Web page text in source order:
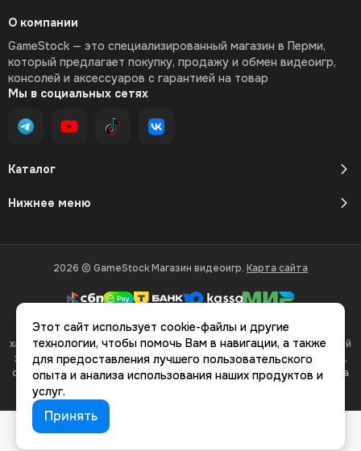
Каталог
Нижнее меню
О компании
GameStock — это специализированный магазин в Перми,
который предлагает покупку, продажу и обмен видеоигр,
консолей и аксессуаров с гарантией на товар
Мы в социальных сетях
2026 © GameStock Магазин видеоигр. Карта сайта
Вся представленная на сайте информация, касающаяся
характеристик, стоимости товаров и услуг, носит информационный
характер и ни при каких условиях не является публичной офертой,
определяемой положениями Статьи 437(2) Гражданского кодекса
Этот сайт использует cookie-файлы и другие
технологии, чтобы помочь Вам в навигации, а также
для предоставления лучшего пользовательского
опыта и анализа использования наших продуктов и
услуг.
Принять